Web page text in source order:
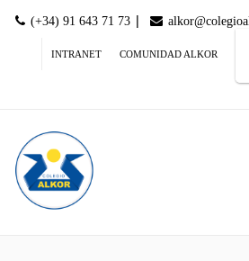
(+34) 91 643 71 73 |
INTRANET COMUNIDAD ALKOR